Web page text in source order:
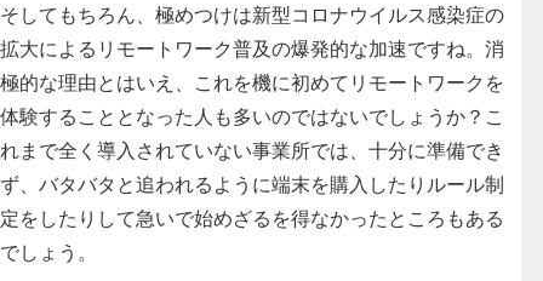
そしてもちろん、極めつけは新型コロナウイルス感染症の
拡大によるリモートワーク普及の爆発的な加速ですね。消
極的な理由とはいえ、これを機に初めてリモートワークを
体験することとなった人も多いのではないでしょうか？こ
れまで全く導入されていない事業所では、十分に準備でき
ず、バタバタと追われるように端末を購入したりルール制
定をしたりして急いで始めざるを得なかったところもある
でしょう。